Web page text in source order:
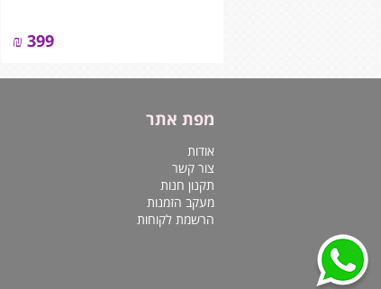
399
₪
מפת אתר
אודות
צור קשר
תקנון חנות
מעקב הזמנות
הרשמת לקוחות